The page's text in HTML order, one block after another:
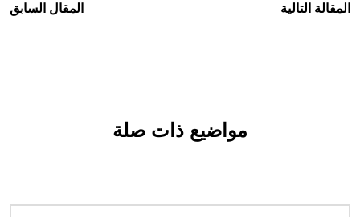
المقالة التالية المقال السابق
مواضيع ذات صلة